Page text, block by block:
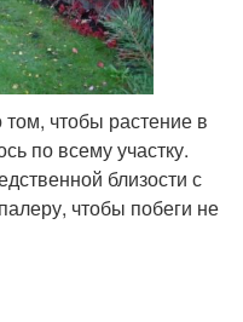
том, чтобы растение в
по всему участку.
близости с
чтобы побеги не